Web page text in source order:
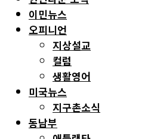
이민뉴스
오피니언
지상설교
컬럼
생활영어
미국뉴스
지구촌소식
동남부